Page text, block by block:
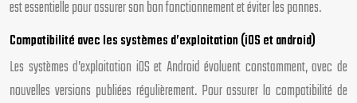
est essentielle pour assurer son bon fonctionnement et éviter les pannes.
Compatibilité avec les systèmes d’exploitation (iOS et android)
Les systèmes d’exploitation iOS et Android évoluent constamment, avec de
nouvelles versions publiées régulièrement. Pour assurer la compatibilité de